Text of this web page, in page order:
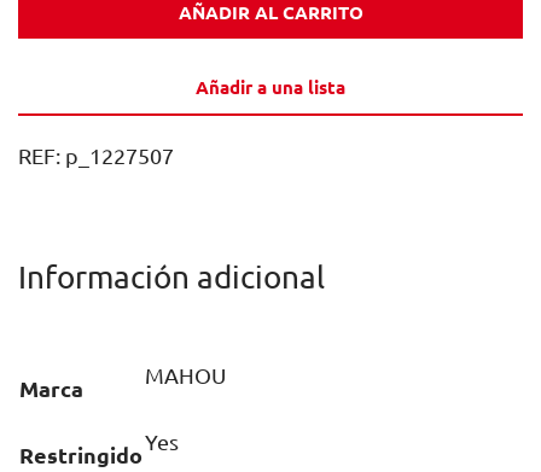
24U
AÑADIR AL CARRITO
Añadir a una lista
REF: p_1227507
Información adicional
Marca
MAHOU
Restringido
Yes